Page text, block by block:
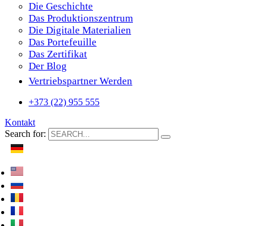
Die Geschichte
Das Produktionszentrum
Die Digitale Materialien
Das Portefeuille
Das Zertifikat
Der Blog
Vertriebspartner Werden
+373 (22) 955 555
Kontakt
Search for: